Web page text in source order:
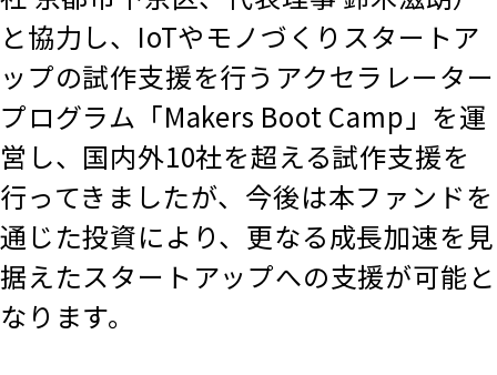
と協力し、IoTやモノづくりスタートア
ップの試作支援を行うアクセラレーター
プログラム「Makers Boot Camp」を運
営し、国内外10社を超える試作支援を
行ってきましたが、今後は本ファンドを
通じた投資により、更なる成長加速を見
据えたスタートアップへの支援が可能と
なります。